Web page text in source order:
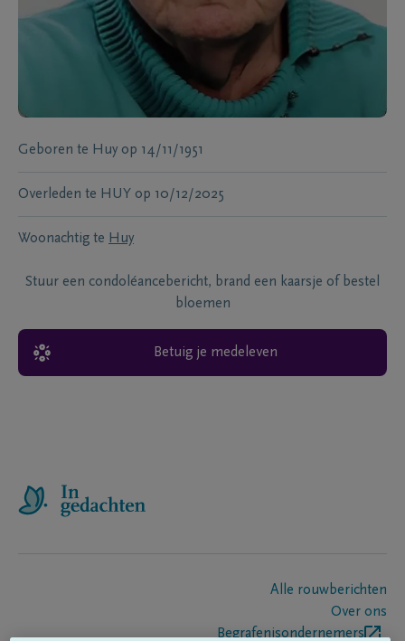
Geboren te Huy op 14/11/1951
Overleden te HUY op 10/12/2025
Woonachtig te Huy
Stuur een condoléancebericht, brand een kaarsje of bestel
bloemen
Betuig je medeleven
Alle rouwberichten
Over ons
Begrafenisondernemers